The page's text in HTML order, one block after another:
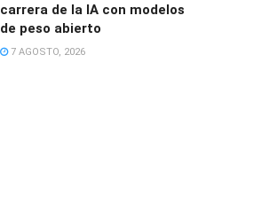
carrera de la IA con modelos
de peso abierto
7 AGOSTO, 2026